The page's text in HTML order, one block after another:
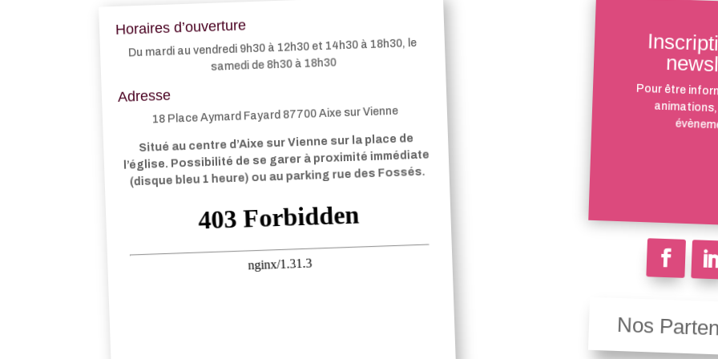
Horaires d’ouverture
Du mardi au vendredi 9h30 à 12h30 et 14h30 à 18h30, le
samedi de 8h30 à 18h30
Adresse
18 Place Aymard Fayard 87700 Aixe sur Vienne
Situé au centre d’Aixe sur Vienne sur la place de
l’église. Possibilité de se garer à proximité immédiate
(disque bleu 1 heure) ou au parking rue des Fossés.
Pour être
Nos